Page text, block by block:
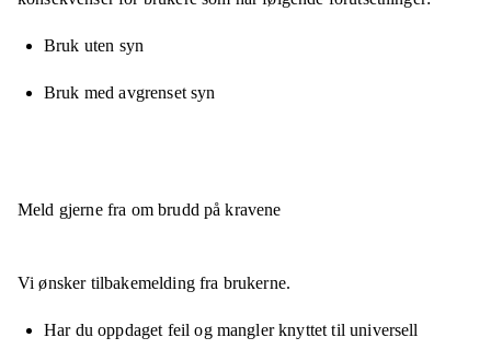
Bruk uten syn
Bruk med avgrenset syn
Meld gjerne fra om brudd på kravene
Vi ønsker tilbakemelding fra brukerne.
Har du oppdaget feil og mangler knyttet til universell